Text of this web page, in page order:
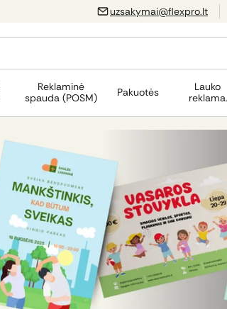
uzsakymai@flexpro.lt
Reklaminė
spauda (POSM)
Pakuotės
Lauko
reklama